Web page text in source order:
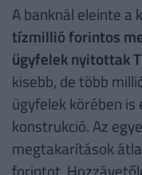
A banknál eleinte a
tízmillió forintos
ügyfelek nyitottak
kisebb, de több
ügyfelek körében
konstrukció. Az
megtakarítások